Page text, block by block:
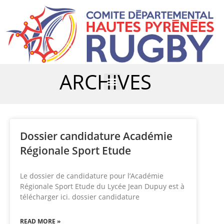
ARCHIVES
Dossier candidature Académie
Régionale Sport Etude
Le dossier de candidature pour l’Académie
Régionale Sport Etude du Lycée Jean Dupuy est à
télécharger ici. dossier candidature
READ MORE »